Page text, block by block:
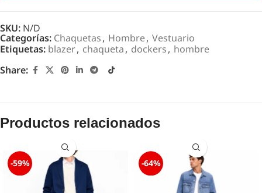
SKU: N/D
Categorías: Chaquetas, Hombre, Vestuario
Etiquetas: blazer, chaqueta, dockers, hombre
Share:
Productos relacionados
-59% -64%